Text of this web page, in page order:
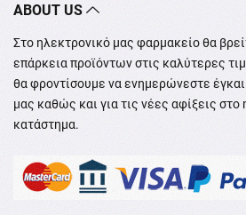
ABOUT US
Στο ηλεκτρονικό μας φαρμακείο θα
επάρκεια προϊόντων στις καλύτερες
θα φροντίσουμε να ενημερώνεστε
μας καθώς και για τις νέες αφίξεις στο
κατάστημα.